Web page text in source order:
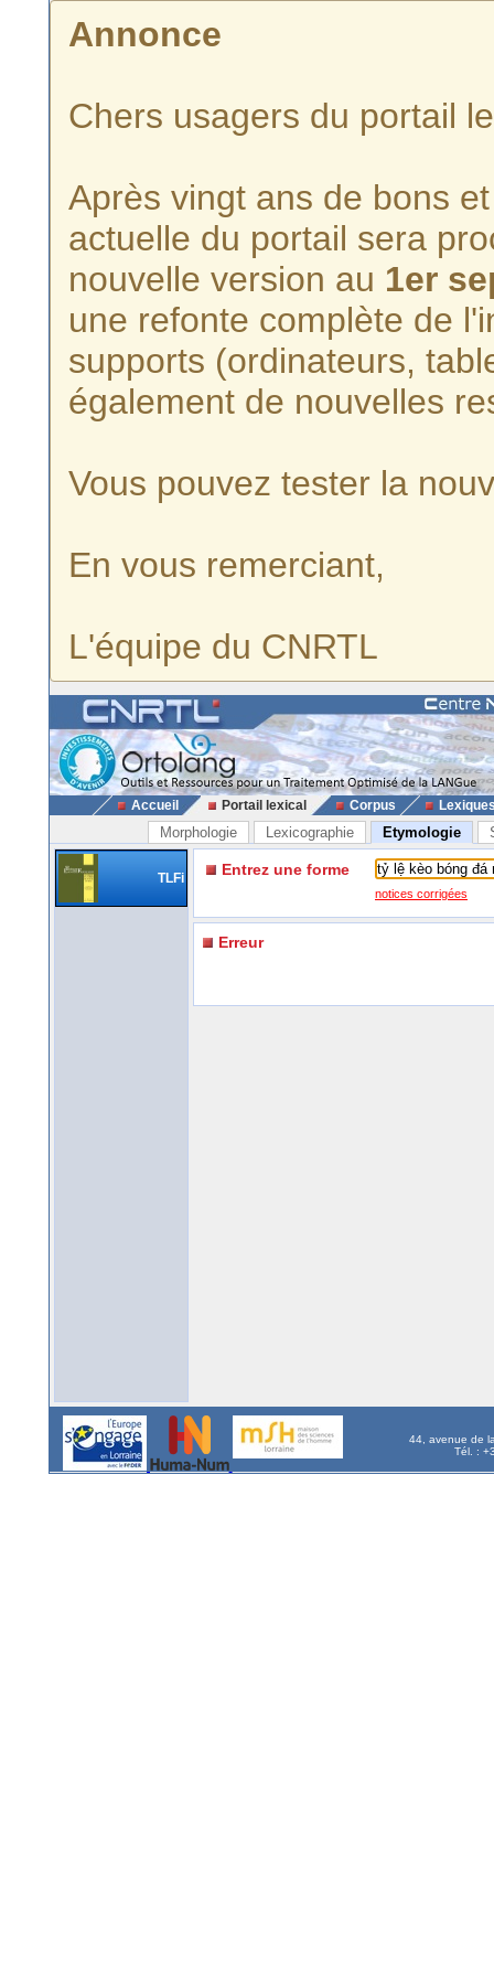
Annonce
Chers usagers du portail
Après vingt ans de bons
actuelle du portail sera
nouvelle version au 1er
une refonte complète de
supports (ordinateurs,
également de nouvelles
Vous pouvez tester la
En vous remerciant,
L'équipe du CNRTL
Accueil Portail lexical Corpus
Morphologie Lexicographie Etymologie
TLFi Entrez une forme
notices corrigées
Erreur
44, avenue de
Tél. :